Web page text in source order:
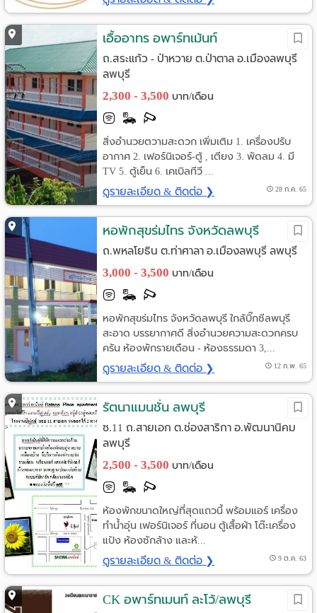
เอื้ออาทร อพาร์ทเม้นท์
ถ.สระแก้ว - ป่าหวาย ต.ป่าตาล อ.เมืองลพบุรี
ลพบุรี
2,300 - 3,500 บาท/เดือน
สิ่งอำนวยตวามสะดวก เพิ่มเติม 1. เครื่องปรับ
อากาศ 2. เฟอร์นิเจอร์-ตู้ , เตียง 3. พัดลม 4. มี
TV 5. ตู้เย็น 6. เคเบิลทีวี ...
ดูรายละเอียด & ติดต่อ ❯ 28 ก.ค. 65
หอพักสุขร่มไทร จังหวัดลพบุรี
ถ.พหลโยธิน ต.ท่าศาลา อ.เมืองลพบุรี ลพบุรี
3,000 - 3,500 บาท/เดือน
หอพักสุขร่มไทร จังหวัดลพบุรี ใกล้บิ๊กซีลพบุรี
สะอาด บรรยากาศดี สิ่งอำนวยความสะดวกครบ
ครัน ห้องพักรายเดือน - ห้องธรรมดา 3,...
ดูรายละเอียด & ติดต่อ ❯ 12 ก.พ. 65
รัตนาแมนชั่น ลพบุรี
ซ.11 ถ.สายเอก ต.ช่องสาริกา อ.พัฒนานิคม
ลพบุรี
2,500 - 3,500 บาท/เดือน
ห้องพักขนาดใหญ่ที่สุดแถวนี้ พร้อมแอร์ เครื่อง
ทำน้ำอุ่น เฟอร์นิเจอร์ ที่นอน ตู้เสื้อผ้า โต๊ะเครื่อง
แป้ง ห้องซักล้าง และห้...
ดูรายละเอียด & ติดต่อ ❯ 9 ต.ค. 63
CK อพาร์ทเมนท์ ละโว้/ลพบุรี